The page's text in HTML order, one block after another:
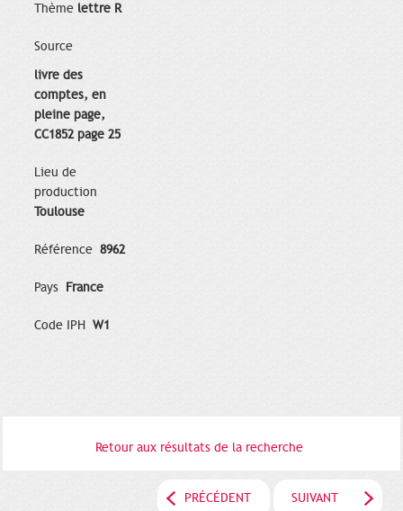
Thème lettre R
Source
livre des
comptes, en
pleine page,
CC1852 page 25
Lieu de
production
Toulouse
Référence 8962
Pays France
Code IPH W1
Retour aux résultats de la recherche
PRÉCÉDENT SUIVANT